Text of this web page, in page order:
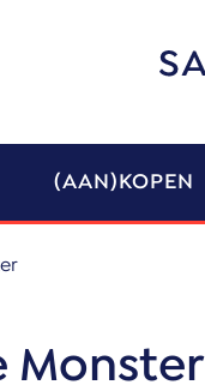
(AAN)KOPEN
Monster